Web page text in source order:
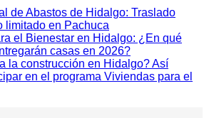
de Abastos de Hidalgo: Traslado
limitado en Pachuca
el Bienestar en Hidalgo: ¿En qué
casas en 2026?
la construcción en Hidalgo? Así
en el programa Viviendas para el